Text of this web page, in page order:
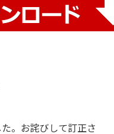
。お詫びして訂正さ